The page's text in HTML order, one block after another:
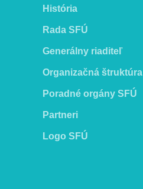
História
Rada SFÚ
Generálny riaditeľ
Organizačná štruktúra
Poradné orgány SFÚ
Partneri
Logo SFÚ